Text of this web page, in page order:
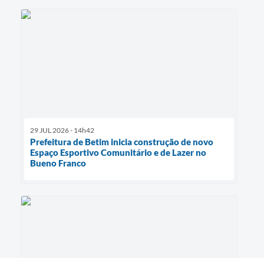
29 JUL 2026 - 14h42
Prefeitura de Betim inicia construção de novo
Espaço Esportivo Comunitário e de Lazer no
Bueno Franco